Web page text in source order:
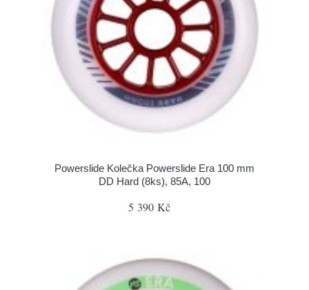
Powerslide Kolečka Powerslide Era 100 mm
DD Hard (8ks), 85A, 100
5 390 Kč